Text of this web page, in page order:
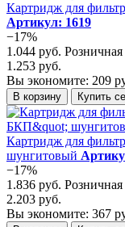
Картридж для
Артикул: 1619
−17%
1.044 руб. Розничная
1.253 руб.
Вы экономите: 209
В корзину Купить
Картридж для
шунгитовый
−17%
1.836 руб. Розничная
2.203 руб.
Вы экономите: 367